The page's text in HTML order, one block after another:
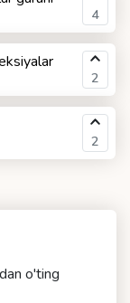
4
2
2
o'ting